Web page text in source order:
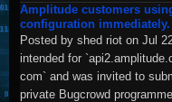
Amplitude customers
configuration immediately.
Posted by shed riot on Jul
intended for
com` and was invited to
private Bugcrowd